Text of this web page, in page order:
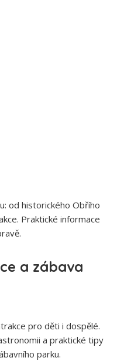
od historického Obřího
Praktické informace
a zábava
pro děti i dospělé.
a praktické tipy
parku.